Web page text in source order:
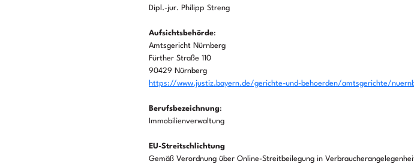
Dipl.-jur. Philipp Streng
Aufsichtsbehörde:
Amtsgericht Nürnberg
Fürther Straße 110
90429 Nürnberg
https://www.justiz.bayern.de/gerichte-und-behoerden/amtsgerichte/
Berufsbezeichnung:
Immobilienverwaltung
EU-Streitschlichtung
Gemäß Verordnung über Online-Streitbeilegung in